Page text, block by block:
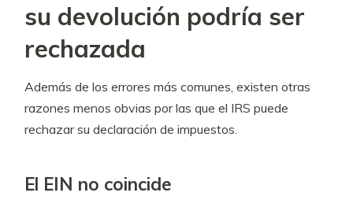
su devolución podría ser
rechazada
Además de los errores más comunes, existen otras
razones menos obvias por las que el IRS puede
rechazar su declaración de impuestos.
El EIN no coincide